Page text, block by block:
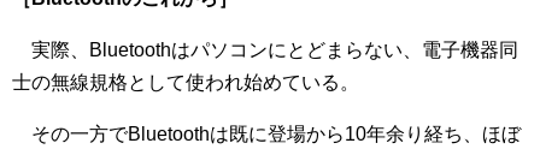
実際、Bluetoothはパソコンにとどまらない、電子機器同
士の無線規格として使われ始めている。
その一方でBluetoothは既に登場から10年余り経ち、ほぼ